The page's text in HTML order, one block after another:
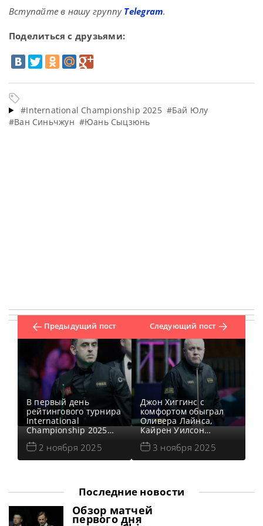
Вступайте в нашу группу Telegram.
Поделиться с друзьями:
#International Championship 2025 #Бай Юлу
#Ван Синьчжун #Юань Сыцзюнь
Предыдущий пост
В первый день
рейтингового турнира
International
Championship 2025
Ронни О’Салливан
нанес поражение
Алалну Тэйлору, Бай
снукере, а Дин
Джуньху продолжает
защиту титула, радуя
своих фанатов
2 ноября 2025
Следующий пост
Джон Хиггинс с
комфортом обыграл
Оливера Лайнса,
Кайрен Уилсон
победил Дэвида
Лилли, Джадд Трамп
нанес поражение
одолел Майкла Холта
во второй день на
турнире International
3 ноября 2025
Последние новости
Обзор матчей
первого дня